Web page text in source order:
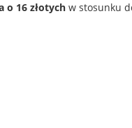
o 16 złotych w stosunku